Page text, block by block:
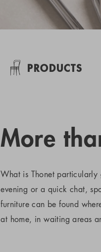
PRODUCTS
More
What is Thonet particularly
evening or a quick chat,
furniture can be found
at home, in waiting areas